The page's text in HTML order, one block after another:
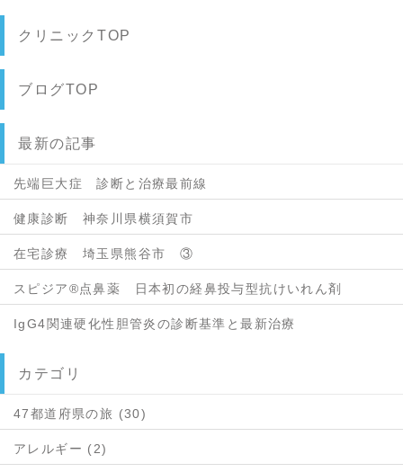
クリニックTOP
ブログTOP
最新の記事
先端巨大症 診断と治療最前線
健康診断 神奈川県横須賀市
在宅診療 埼玉県熊谷市 ③
スピジア®点鼻薬 日本初の経鼻投与型抗けいれん剤
IgG4関連硬化性胆管炎の診断基準と最新治療
カテゴリ
47都道府県の旅 (30)
アレルギー (2)